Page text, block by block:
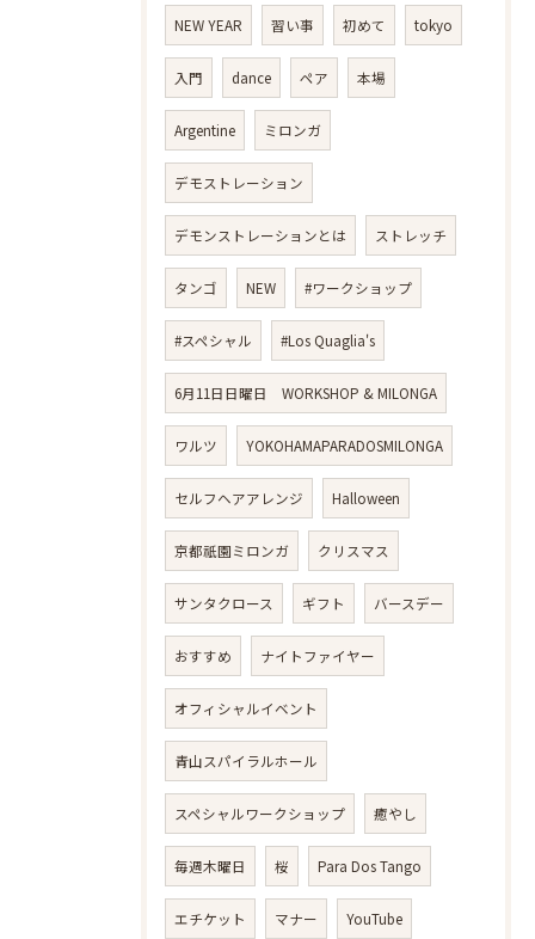
NEW YEAR 習い事 初めて tokyo
入門 dance ペア 本場
Argentine ミロンガ
デモストレーション
デモンストレーションとは ストレッチ
タンゴ NEW #ワークショップ
#スペシャル #Los Quaglia's
6月11日日曜日 WORKSHOP & MILONGA
ワルツ YOKOHAMAPARADOSMILONGA
セルフヘアアレンジ Halloween
京都祇園ミロンガ クリスマス
サンタクロース ギフト バースデー
おすすめ ナイトファイヤー
オフィシャルイベント
青山スパイラルホール
スペシャルワークショップ 癒やし
毎週木曜日 桜 Para Dos Tango
エチケット マナー YouTube